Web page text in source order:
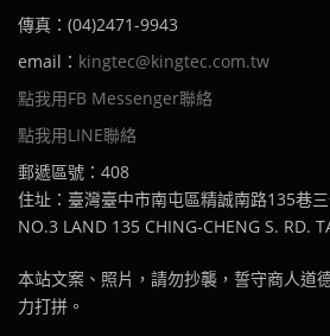
傳真：(04)2471-9943
email： kingtec@kingtec.com.tw
點我用FB Messenger聯絡
點我用LINE聯絡
郵遞區號：408
住址：臺灣臺中市南屯區精誠南路135巷
NO.3 LAND 135 CHING-CHENG S. RD.
本站文案、照片，請勿抄襲，誓守商人道
力打拼。